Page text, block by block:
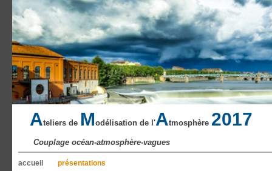
Ateliers de Modélisation de l'Atmosphère 2017
Couplage océan-atmosphère-vagues
accueil présentations